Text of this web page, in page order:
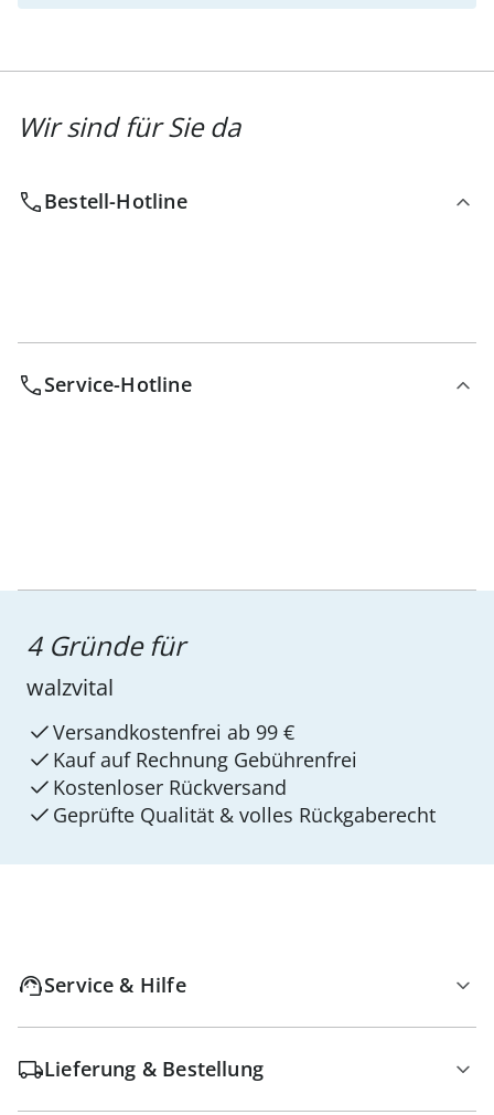
Wir sind für Sie da
Bestell-Hotline
Service-Hotline
4 Gründe für
walzvital
Versandkostenfrei ab 99 €
Kauf auf Rechnung Gebührenfrei
Kostenloser Rückversand
Geprüfte Qualität & volles Rückgaberecht
Service & Hilfe
Lieferung & Bestellung